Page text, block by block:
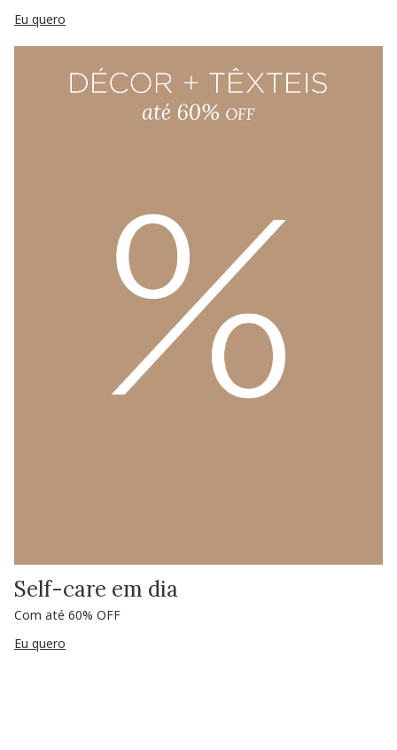
Eu quero
Self-care em dia
Com até 60% OFF
Eu quero